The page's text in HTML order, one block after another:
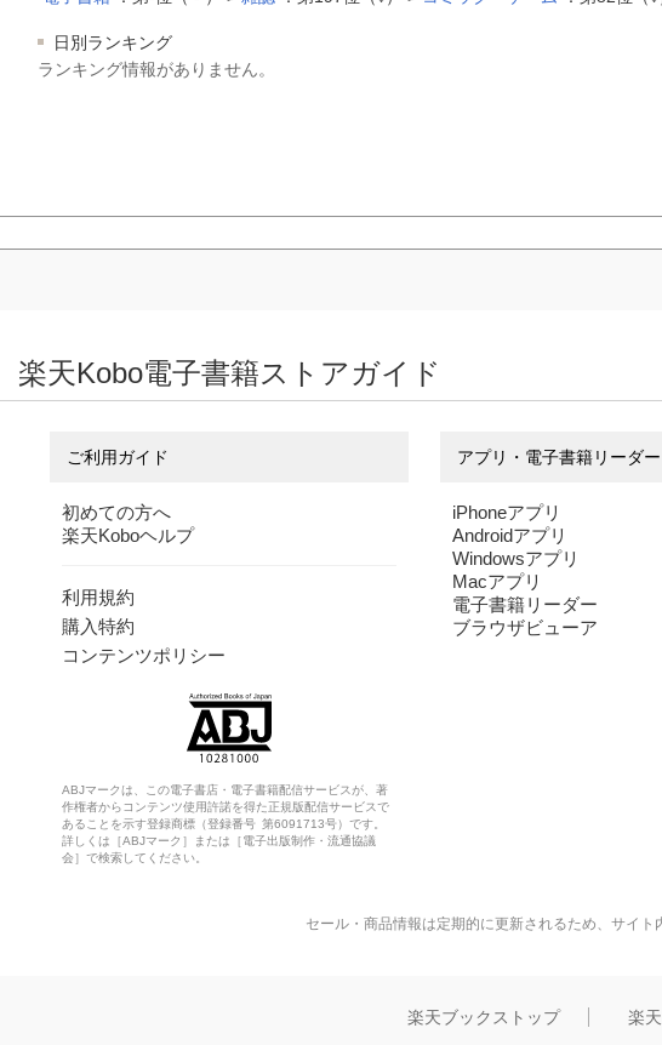
日別ランキング
ランキング情報がありません。
楽天Kobo電子書籍ストアガイド
ご利用ガイド
初めての方へ
楽天Koboヘルプ
利用規約
購入特約
コンテンツポリシー
ABJマークは、この電子書店・電子書籍配信サービスが、著
作権者からコンテンツ使用許諾を得た正規版配信サービスで
あることを示す登録商標（登録番号 第6091713号）です。
詳しくは［ABJマーク］または［電子出版制作・流通協議
会］で検索してください。
アプリ・電子書籍リーダー
iPhoneアプリ
Androidアプリ
Windowsアプリ
Macアプリ
電子書籍リーダー
ブラウザビューア
セール・商品情報は定期的に更新されるため、サイ
楽天ブックストップ 楽